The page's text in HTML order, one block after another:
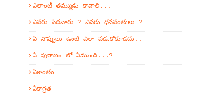
ఎలాంటి తమ్ముడు కావాలి...
ఎవరు పేదవారు ? ఎవరు ధనవంతులు ?
ఏ నొప్పులు ఉంటే ఎలా పడుకోకూడదు..
ఏ పురాణం లో ఏముంది...?
ఏకాంతం
ఏకాగ్రత